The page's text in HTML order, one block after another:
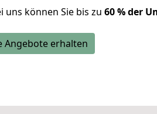
können Sie bis zu 60 % der
Angebote erhalten